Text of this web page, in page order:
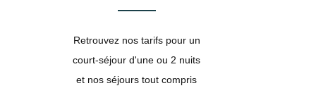
Retrouvez nos tarifs pour un
court-séjour d'une ou 2 nuits
et nos séjours tout compris